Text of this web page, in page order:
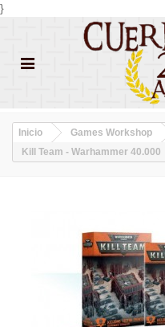
}
Inicio Games Workshop
Kill Team - Warhammer 40.000